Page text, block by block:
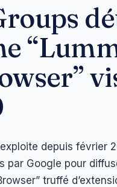
depuis février
par Google pour
truffé